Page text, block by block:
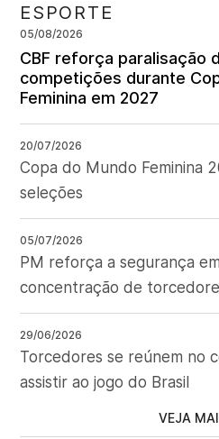
ESPORTE
05/08/2026
CBF reforça paralisação
competições durante
Feminina em 2027
20/07/2026
Copa do Mundo Feminina
seleções
05/07/2026
PM reforça a segurança
concentração de
29/06/2026
Torcedores se reúnem no
assistir ao jogo do Brasil
VEJA